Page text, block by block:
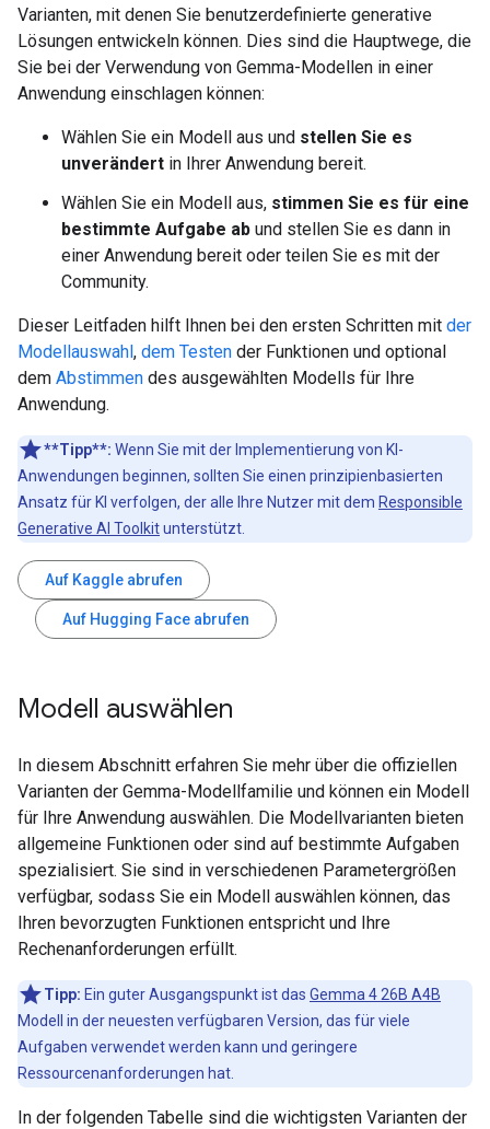
Varianten, mit denen Sie benutzerdefinierte generative
Lösungen entwickeln können. Dies sind die Hauptwege, die
Sie bei der Verwendung von Gemma-Modellen in einer
Anwendung einschlagen können:
Wählen Sie ein Modell aus und stellen Sie es
unverändert in Ihrer Anwendung bereit.
Wählen Sie ein Modell aus, stimmen Sie es für eine
bestimmte Aufgabe ab und stellen Sie es dann in
einer Anwendung bereit oder teilen Sie es mit der
Community.
Dieser Leitfaden hilft Ihnen bei den ersten Schritten mit der
Modellauswahl, dem Testen der Funktionen und optional
dem Abstimmen des ausgewählten Modells für Ihre
Anwendung.
**Tipp**: Wenn Sie mit der Implementierung von KI-
Anwendungen beginnen, sollten Sie einen prinzipienbasierten
Ansatz für KI verfolgen, der alle Ihre Nutzer mit dem Responsible
Generative AI Toolkitunterstützt.
Auf Kaggle abrufen
Auf Hugging Face abrufen
Modell auswählen
In diesem Abschnitt erfahren Sie mehr über die offiziellen
Varianten der Gemma-Modellfamilie und können ein Modell
für Ihre Anwendung auswählen. Die Modellvarianten bieten
allgemeine Funktionen oder sind auf bestimmte Aufgaben
spezialisiert. Sie sind in verschiedenen Parametergrößen
verfügbar, sodass Sie ein Modell auswählen können, das
Ihren bevorzugten Funktionen entspricht und Ihre
Rechenanforderungen erfüllt.
Tipp: Ein guter Ausgangspunkt ist das Gemma 4 26B A4B
Modell in der neuesten verfügbaren Version, das für viele
Aufgaben verwendet werden kann und geringere
Ressourcenanforderungen hat.
In der folgenden Tabelle sind die wichtigsten Varianten der